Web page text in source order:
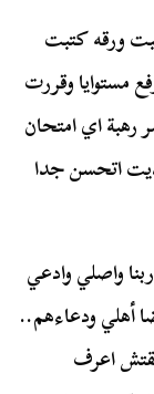
ورقه كتبت
مستوايا وقررت
اي امتحان
اتحسن جدا
واصلي وادعي
أهلي ودعاءهم..
اعرف